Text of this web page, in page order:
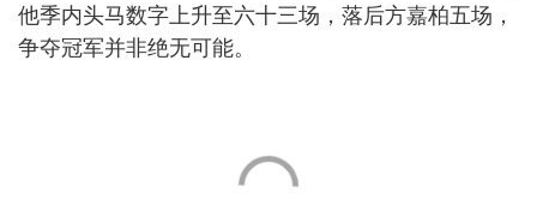
他季内头马数字上升至六十三场，落后方嘉柏五场，
争夺冠军并非绝无可能。